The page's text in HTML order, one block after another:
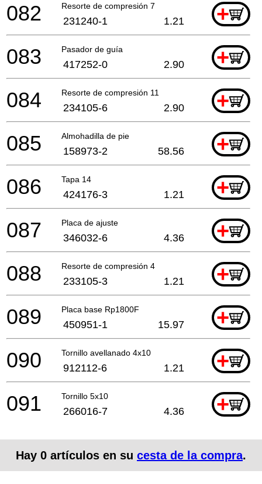
Resorte de compresión 7 +
082 231240-1 1.21
Pasador de guía +
083 417252-0 2.90
Resorte de compresión 11 +
084 234105-6 2.90
Almohadilla de pie +
085 158973-2 58.56
Tapa 14 +
086 424176-3 1.21
Placa de ajuste +
087 346032-6 4.36
Resorte de compresión 4 +
088 233105-3 1.21
Placa base Rp1800F +
089 450951-1 15.97
Tornillo avellanado 4x10 +
090 912112-6 1.21
Tornillo 5x10 +
091 266016-7 4.36
Hay 0 artículos en su cesta de la compra.